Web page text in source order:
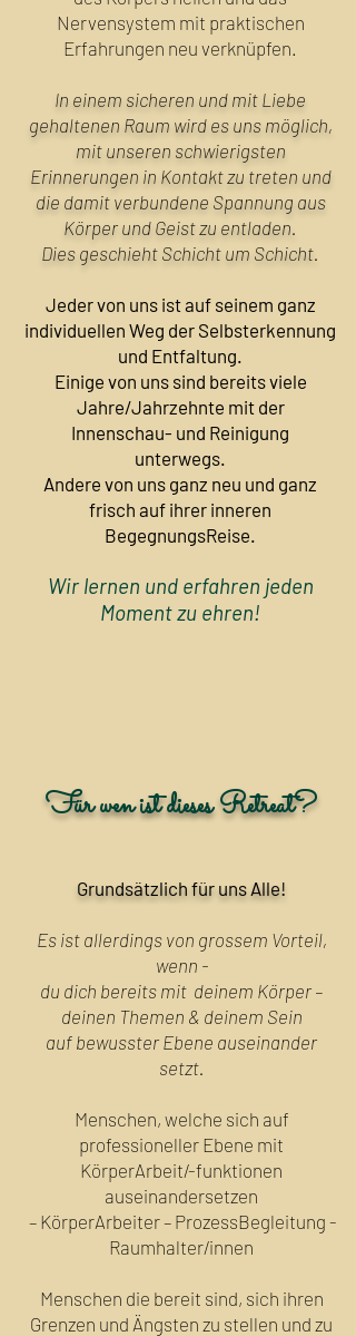
Nervensystem mit praktischen
Erfahrungen neu verknüpfen.
In einem sicheren und mit Liebe
gehaltenen Raum wird es uns möglich,
mit unseren schwierigsten
Erinnerungen in Kontakt zu treten und
die damit verbundene Spannung aus
Körper und Geist zu entladen.
Dies geschieht Schicht um Schicht.
Jeder von uns ist auf seinem ganz
individuellen Weg der Selbsterkennung
und Entfaltung.
Einige von uns sind bereits viele
Jahre/Jahrzehnte mit der
Innenschau- und Reinigung
unterwegs.
Andere von uns ganz neu und ganz
frisch auf ihrer inneren
BegegnungsReise.
Wir lernen und erfahren jeden
Moment zu ehren!
Für wen ist dieses Retreat?
Grundsätzlich für uns Alle!
Es ist allerdings von grossem Vorteil,
wenn -
du dich bereits mit deinem Körper –
deinen Themen & deinem Sein
auf bewusster Ebene auseinander
setzt.
Menschen, welche sich auf
professioneller Ebene mit
KörperArbeit/-funktionen
auseinandersetzen
– KörperArbeiter – ProzessBegleitung -
Raumhalter/innen
Menschen die bereit sind, sich ihren
Grenzen und Ängsten zu stellen und zu